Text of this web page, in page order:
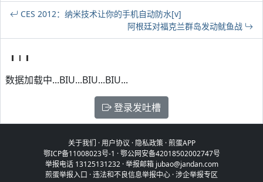
CES 2012：纳米技术让你的手机自动防水[v]
阿根廷对福克兰群岛发动鱿鱼战
数据加载中...BIU...BIU...BIU...
登录发吐槽
关于我们 ·用户协议 · 隐私政策·煎蛋APP
鄂ICP备11008023号-1 ·鄂公网安备42018502002747号
举报电话 13125131232 · 举报邮箱 jubao@jandan.com
煎蛋举报入口 ·违法和不良信息举报中心 ·涉企举报专区